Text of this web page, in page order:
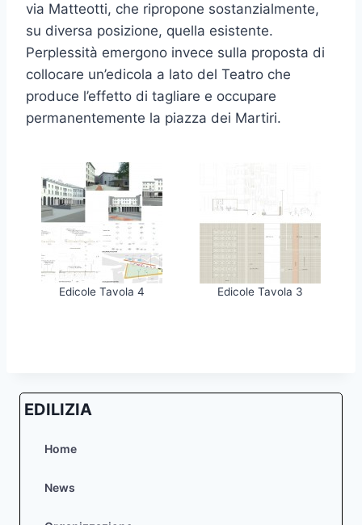
via Matteotti, che ripropone sostanzialmente,
su diversa posizione, quella esistente.
Perplessità emergono invece sulla proposta di
collocare un’edicola a lato del Teatro che
produce l’effetto di tagliare e occupare
permanentemente la piazza dei Martiri.
Edicole Tavola 4 Edicole Tavola 3
EDILIZIA
Home
News